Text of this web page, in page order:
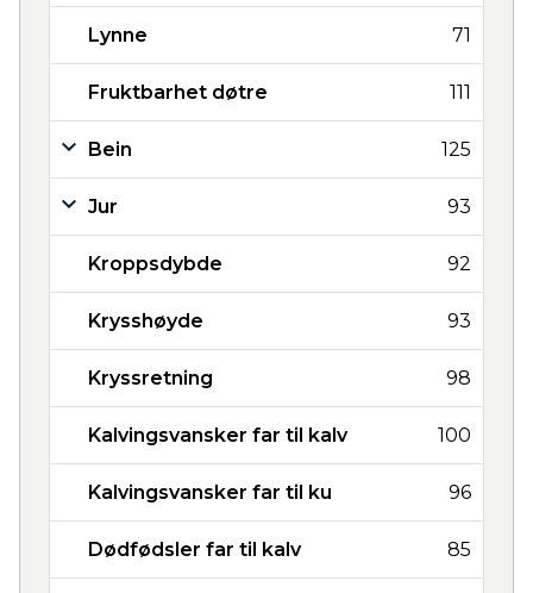
Lynne 71
Fruktbarhet døtre 111
Bein 125
Jur 93
Kroppsdybde 92
Krysshøyde 93
Kryssretning 98
Kalvingsvansker far til kalv 100
Kalvingsvansker far til ku 96
Dødfødsler far til kalv 85